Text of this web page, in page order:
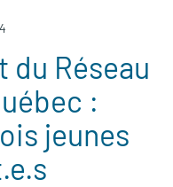
du Réseau
:
jeunes